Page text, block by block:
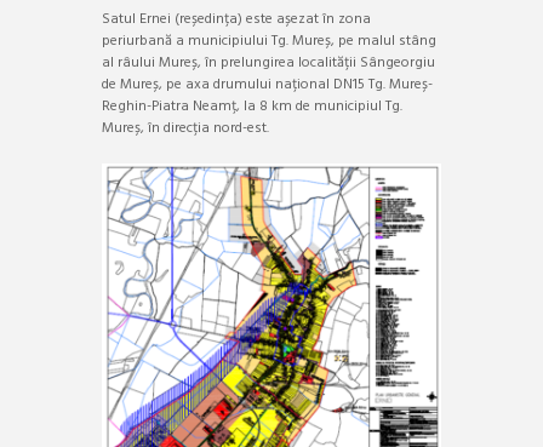
Satul Ernei (reședința) este așezat în zona
periurbană a municipiului Tg. Mureș, pe malul stâng
al râului Mureș, în prelungirea localității Sângeorgiu
de Mureș, pe axa drumului național DN15 Tg. Mureș-
Reghin-Piatra Neamț, la 8 km de municipiul Tg.
Mureș, în direcția nord-est.